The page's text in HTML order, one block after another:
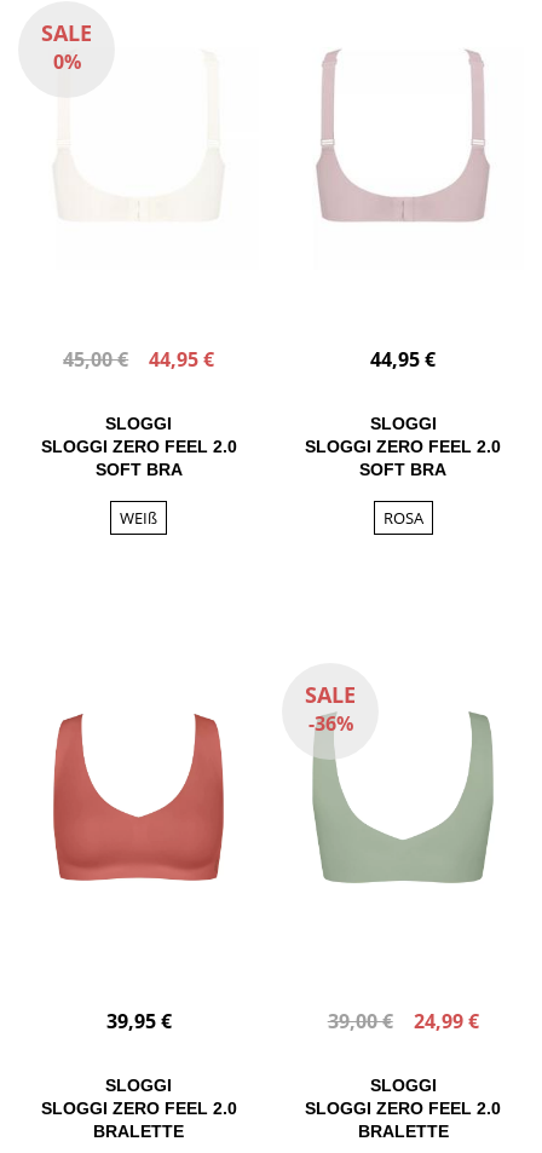
SALE
0%
45,00 € 44,95 €
SLOGGI
SLOGGI ZERO FEEL 2.0
SOFT BRA
WEIß
44,95 €
SLOGGI
SLOGGI ZERO FEEL 2.0
SOFT BRA
ROSA
39,95 €
SLOGGI
SLOGGI ZERO FEEL 2.0
BRALETTE
SALE
-36%
39,00 € 24,99 €
SLOGGI
SLOGGI ZERO FEEL 2.0
BRALETTE